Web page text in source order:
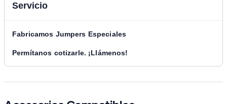
Servicio
Fabricamos Jumpers Especiales
Permítanos cotizarle. ¡Llámenos!